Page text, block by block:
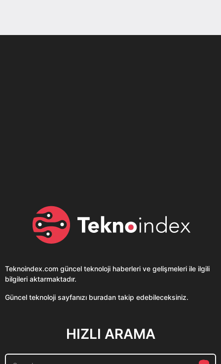
Teknoindex.com güncel teknoloji haberleri ve gelişmeleri ile ilgili
bilgileri aktarmaktadır.
Güncel teknoloji sayfanızı buradan takip edebileceksiniz.
HIZLI ARAMA
S